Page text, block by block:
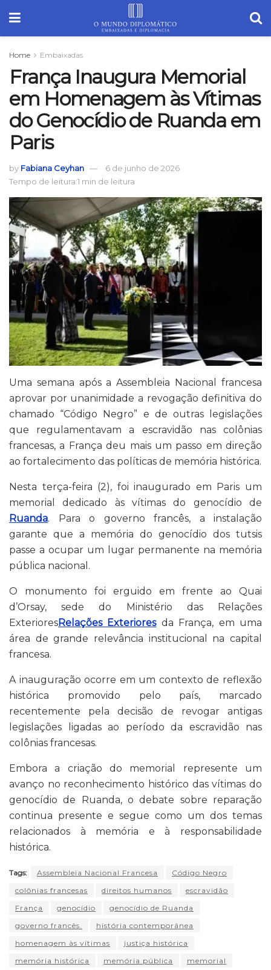
Home Embaixadas
França Inaugura Memorial
em Homenagem às Vítimas
do Genocídio de Ruanda em
Paris
by Fabiana Ceyhan
6 de junho de 2026
Tempo de leitura:1 min de leitura
Uma semana após a Assembleia Nacional francesa
aprovar por unanimidade a revogação definitiva do
chamado “Código Negro” e de outras legislações
que regulamentavam a escravidão nas colônias
francesas, a França deu mais um passo em direção
ao fortalecimento das políticas de memória histórica.
Nesta terça-feira (2), foi inaugurado em Paris um
memorial dedicado às vítimas do genocídio de
Ruanda. Para o governo francês, a instalação
garante que a memória do genocídio dos tutsis
passe a ocupar um lugar permanente na memória
pública nacional.
O monumento foi erguido em frente ao Quai
d’Orsay, sede do Ministério das Relações
ExterioresRelações Exterioresda França, em uma
área de grande relevância institucional na capital
francesa.
A inauguração ocorre em um contexto de reflexão
histórica promovido pelo país, marcado
recentemente pela decisão de revogar antigas
legislações ligadas ao período da escravidão nas
colônias francesas.
Embora a criação do memorial represente um
avanço no reconhecimento histórico das vítimas do
genocídio de Ruanda, o debate sobre reparação
continua presente e segue como um dos temas
relacionados à memória e à responsabilidade
histórica.
Tags: Assembleia Nacional Francesa
Código Negro
colônias francesas
direitos humanos
escravidão
França
genocídio
genocídio de Ruanda
governo francês.
história contemporânea
homenagem às vítimas
justiça histórica
memória histórica
memória pública
memorial